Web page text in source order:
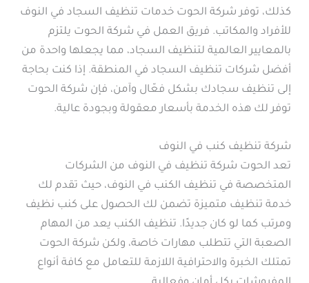
كذلك، توفر شركة الحوت خدمات تنظيف السجاد في النوف
للأفراد والمكاتب. فريق العمل في شركة الحوت يلتزم
بالمعايير العالمية لتنظيف السجاد، مما يجعلها واحدة من
أفضل شركات تنظيف السجاد في المنطقة. إذا كنت بحاجة
إلى تنظيف سجادك بشكل فعّال وآمن، فإن شركة الحوت
توفر لك هذه الخدمة بأسعار معقولة وبجودة عالية.
شركة تنظيف كنب في النوف
تعد الحوت شركة تنظيف في النوف من الشركات
المتخصصة في تنظيف الكنب في النوف، حيث تقدم لك
خدمة تنظيف متميزة تضمن لك الحصول على كنب نظيف
ومرتب كما لو كان جديدًا. تنظيف الكنب يعد من المهام
الصعبة التي تتطلب مهارات خاصة، ولكن شركة الحوت
تمتلك الخبرة والاحترافية اللازمة للتعامل مع كافة أنواع